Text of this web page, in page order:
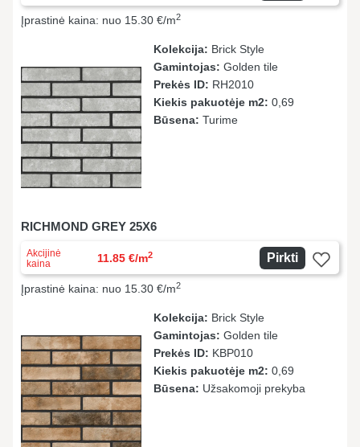
Įprastinė kaina: nuo 15.30 €/m2
Kolekcija: Brick Style
Gamintojas: Golden tile
Prekės ID: RH2010
Kiekis pakuotėje m2: 0,69
Būsena: Turime
RICHMOND GREY 25X6
Akcijinė
kaina
11.85 €/m2 Pirkti
Įprastinė kaina: nuo 15.30 €/m2
Kolekcija: Brick Style
Gamintojas: Golden tile
Prekės ID: KBР010
Kiekis pakuotėje m2: 0,69
Būsena: Užsakomoji prekyba